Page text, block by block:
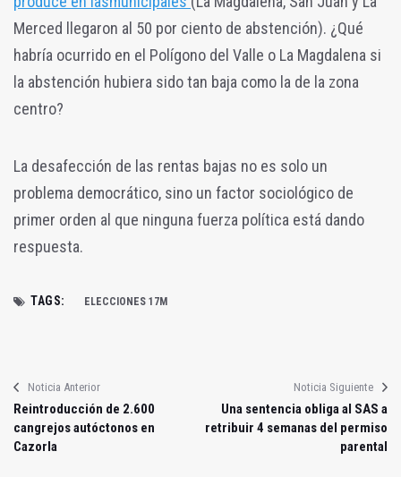
Merced llegaron al 50 por ciento de abstención). ¿Qué
habría ocurrido en el Polígono del Valle o La Magdalena si
la abstención hubiera sido tan baja como la de la zona
centro?
La desafección de las rentas bajas no es solo un
problema democrático, sino un factor sociológico de
primer orden al que ninguna fuerza política está dando
respuesta.
TAGS: ELECCIONES 17M
Noticia Anterior
Reintroducción de 2.600
cangrejos autóctonos en
Cazorla
Noticia Siguiente
Una sentencia obliga al SAS a
retribuir 4 semanas del permiso
parental